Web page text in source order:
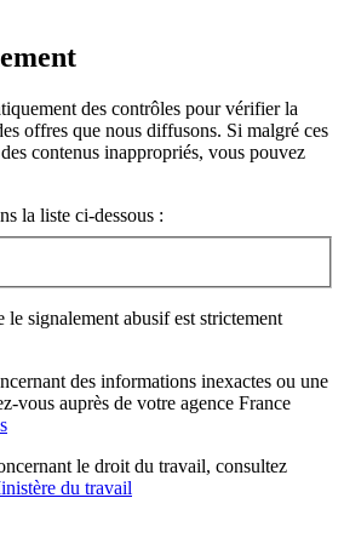
des contrôles pour vérifier la
offres que nous diffusons. Si malgré ces
contenus inappropriés, vous pouvez
la liste ci-dessous :
le signalement abusif est strictement
des informations inexactes ou une
vous auprès de votre agence France
le droit du travail, consultez
du travail